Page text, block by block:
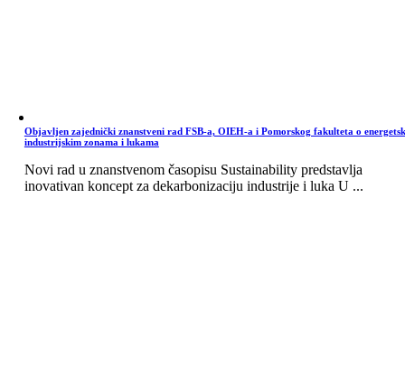
Objavljen zajednički znanstveni rad FSB-a, OIEH-a i Pomorskog fakulteta o
industrijskim zonama i lukama
Novi rad u znanstvenom časopisu Sustainability predstavlja
inovativan koncept za dekarbonizaciju industrije i luka U ...